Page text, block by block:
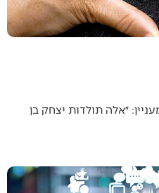
״אלה תולדות יצחק בן